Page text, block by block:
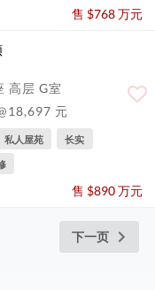
售 $768 万元
高层 G室
元
私人屋苑 长实
售 $890 万元
下一页